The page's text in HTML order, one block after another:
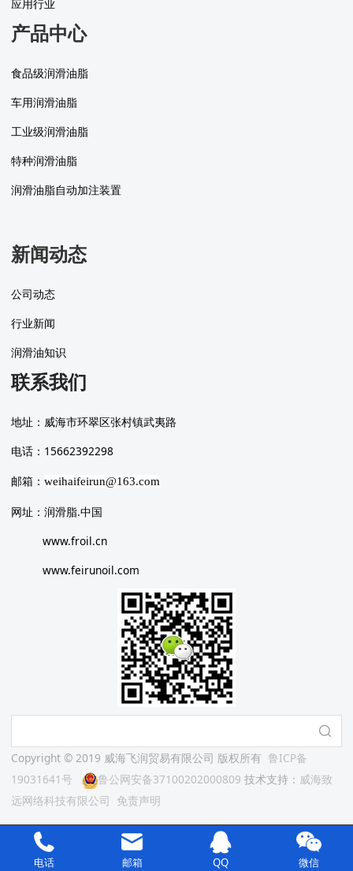
应用行业
产品中心
食品级润滑油脂
车用润滑油脂
工业级润滑油脂
特种润滑油脂
润滑油脂自动加注装置
新闻动态
公司动态
行业新闻
润滑油知识
联系我们
地址：威海市环翠区张村镇武夷路
电话：15662392298
邮箱： weihaifeirun@163.com
网址：润滑脂.中国
www.froil.cn
www.feirunoil.com
Copyright © 2019 威海飞润贸易有限公司 版权所有 鲁ICP备
19031641号
鲁公网安备37100202000809 技术支持： 威海致
远网络科技有限公司 免责声明
电话 邮箱 QQ 微信